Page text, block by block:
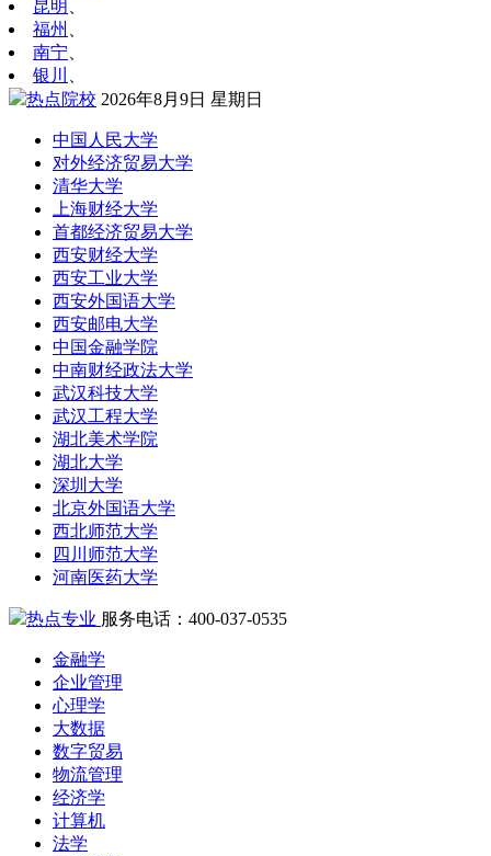
昆明
福州
南宁
银川
热点院校 2026年8月9日 星期日
中国人民大学
对外经济贸易大学
清华大学
上海财经大学
首都经济贸易大学
西安财经大学
西安工业大学
西安外国语大学
西安邮电大学
中国金融学院
中南财经政法大学
武汉科技大学
武汉工程大学
湖北美术学院
湖北大学
深圳大学
北京外国语大学
西北师范大学
四川师范大学
河南医药大学
热点专业 服务电话：400-037-0535
金融学
企业管理
心理学
大数据
数字贸易
物流管理
经济学
计算机
法学